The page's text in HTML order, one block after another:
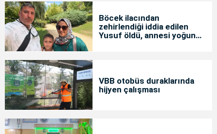
Böcek ilacından
zehirlendiği iddia edilen
Yusuf öldü, annesi yoğun
VBB otobüs duraklarında
hijyen çalışması